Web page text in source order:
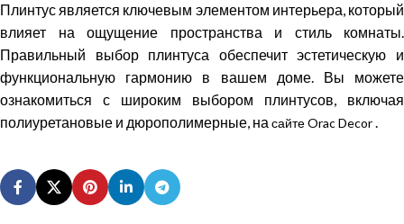
Плинтус является ключевым элементом интерьера, который
влияет на ощущение пространства и стиль комнаты.
Правильный выбор плинтуса обеспечит эстетическую и
функциональную гармонию в вашем доме. Вы можете
ознакомиться с широким выбором плинтусов, включая
полиуретановые и дюрополимерные, на сайте Orac Decor.